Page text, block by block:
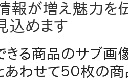
報が増え魅力を
込めます
る商品のサブ画像
あわせて５０枚の